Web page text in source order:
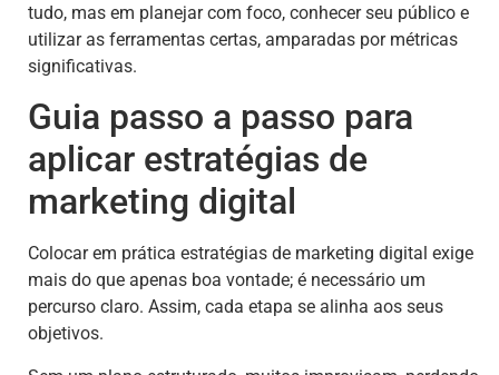
tudo, mas em planejar com foco, conhecer seu público e
utilizar as ferramentas certas, amparadas por métricas
significativas.
Guia passo a passo para
aplicar estratégias de
marketing digital
Colocar em prática estratégias de marketing digital exige
mais do que apenas boa vontade; é necessário um
percurso claro. Assim, cada etapa se alinha aos seus
objetivos.